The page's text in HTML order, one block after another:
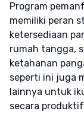
Program
memiliki peran
ketersediaan
rumah tangga,
ketahanan
seperti ini juga
lainnya untuk
secara